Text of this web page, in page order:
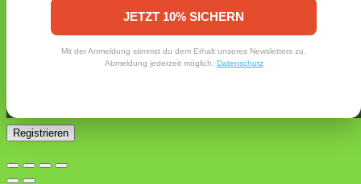
JETZT 10% SICHERN
Mit der Anmeldung stimmst du dem Erhalt unseres Newsletters zu.
Abmeldung jederzeit möglich. Datenschutz
Erforderlich
E-Mail-Adresse gesendet.
Registrieren